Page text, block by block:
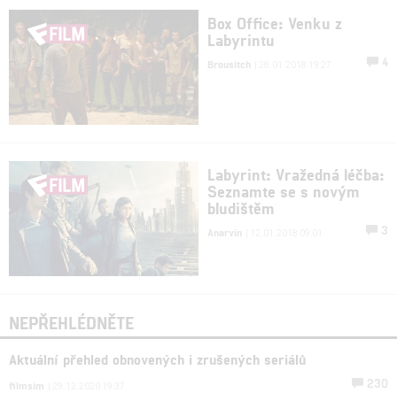
Box Office: Venku z
Labyrintu
Brousitch 4
Labyrint: Vražedná léčba:
Seznamte se s novým
bludištěm
Anarvin 3
NEPŘEHLÉDNĚTE
Aktuální přehled obnovených i zrušených seriálů
filmsim 230